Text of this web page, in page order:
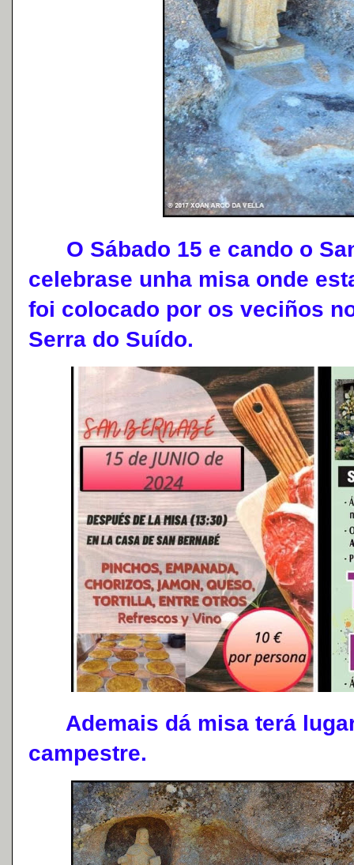
O Sábado 15 e cando o
celebrase unha misa onde
foi colocado por os veciños
Serra do Suído.
Ademais dá misa terá
campestre.